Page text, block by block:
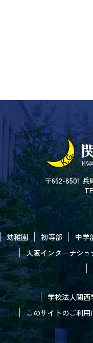
〒662-8501 兵
幼稚園 初等部 中学
大阪インターナシ
学校法人関西
このサイトのご利用